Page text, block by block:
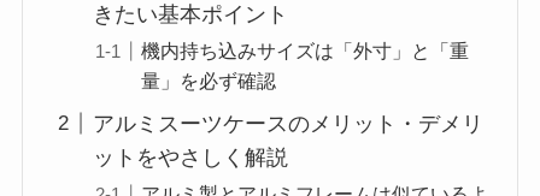
きたい基本ポイント
機内持ち込みサイズは「外寸」と「重
量」を必ず確認
アルミスーツケースのメリット・デメリ
ットをやさしく解説